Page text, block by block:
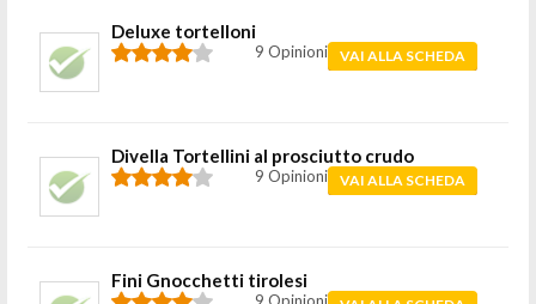
Deluxe tortelloni
9 Opinioni VAI ALLA SCHEDA
Divella Tortellini al prosciutto crudo
9 Opinioni VAI ALLA SCHEDA
Fini Gnocchetti tirolesi